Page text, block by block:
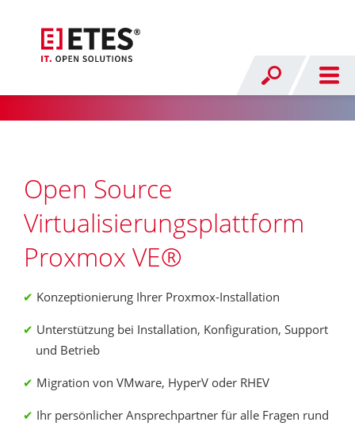
Open Source
Virtualisierungs­plattform
Proxmox VE®
Konzeptionierung Ihrer Proxmox-Installation
Unterstützung bei Installation, Konfiguration, Support
und Betrieb
Migration von VMware, HyperV oder RHEV
Ihr persönlicher Ansprechpartner für alle Fragen rund